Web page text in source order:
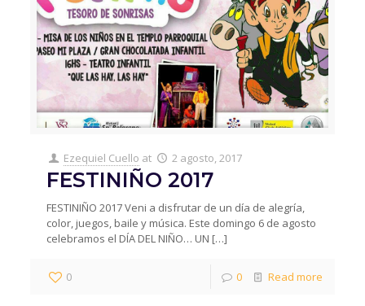
Ezequiel Cuello at 2 agosto, 2017
FESTINIÑO 2017
FESTINIÑO 2017 Veni a disfrutar de un día de alegría,
color, juegos, baile y música. Este domingo 6 de agosto
celebramos el DÍA DEL NIÑO… UN […]
0 0 Read more